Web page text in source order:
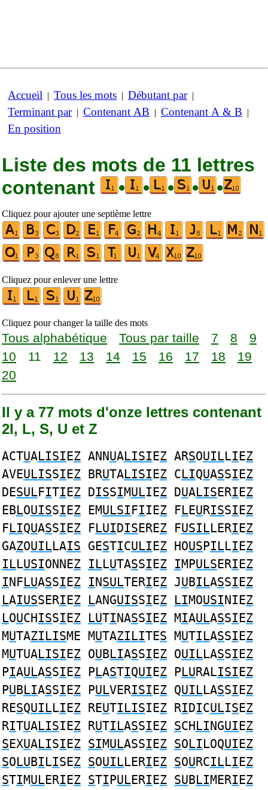
Accueil | Tous les mots | Débutant par|
Terminant par| Contenant AB | Contenant A & B |
En position
Liste des mots de 11 lettres
contenant
• • • • •
Cliquez pour ajouter une septième lettre
Cliquez pour enlever une lettre
Cliquez pour changer la taille des mots
Tous alphabétique Tous par taille 7 8
9
10
11 12 13 14 15 16 17 18
19
20
Il y a 77 mots d'onze lettres contenant
2I, L, S, U et Z
ACTUALISIEZ ANNUALISIEZ ARSOUILLIEZ
AVEULISSIEZ BRUTALISIEZ CLIQUASSIEZ
DESULFITIEZ DISSIMULIEZ DUALISERIEZ
EBLOUISSIEZ EMULSIFIIEZ FLEURISSIEZ
FLIQUASSIEZ FLUIDISEREZ FUSILLERIEZ
GAZOUILLAIS GESTICULIEZ HOUSPILLIEZ
ILLUSIONNEZ ILLUTASSIEZ IMPULSERIEZ
INFLUASSIEZ INSULTERIEZ JUBILASSIEZ
LAIUSSERIEZ LANGUISSIEZ LIMOUSINIEZ
LOUCHISSIEZ LUTINASSIEZ MIAULASSIEZ
MUTAZILISME MUTAZILITES MUTILASSIEZ
MUTUALISIEZ OUBLIASSIEZ OUILLASSIEZ
PIAULASSIEZ PLASTIQUIEZ PLURALISIEZ
PUBLIASSIEZ PULVERISIEZ QUILLASSIEZ
RESQUILLIEZ REUTILISIEZ RIDICULISEZ
RITUALISIEZ RUTILASSIEZ SCHLINGUIEZ
SEXUALISIEZ SIMULASSIEZ SOLILOQUIEZ
SOLUBILISEZ SOUILLERIEZ SOURCILLIEZ
STIMULERIEZ STIPULERIEZ SUBLIMERIEZ